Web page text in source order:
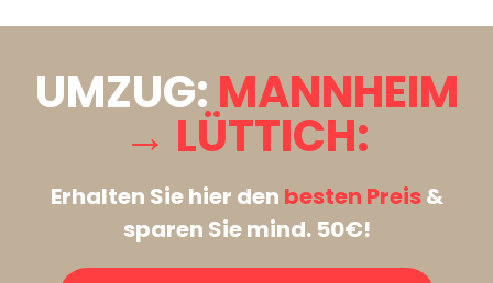
UMZUG: MANNHEIM
→ LÜTTICH:
Erhalten Sie hier den besten Preis&
sparen Sie mind. 50€!